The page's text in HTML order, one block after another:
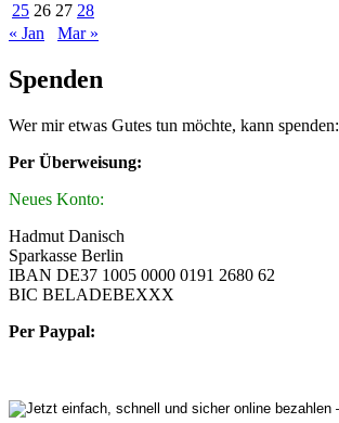
25 26 27 28
« Jan
Mar »
Spenden
Wer mir etwas Gutes tun möchte, kann spenden:
Per Überweisung:
Neues Konto:
Hadmut Danisch
Sparkasse Berlin
IBAN DE37 1005 0000 0191 2680 62
BIC BELADEBEXXX
Per Paypal: